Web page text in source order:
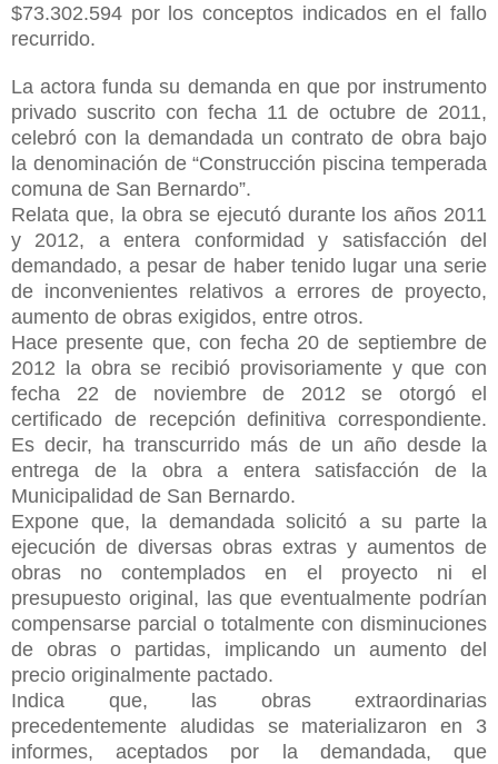
$73.302.594 por los conceptos indicados en el fallo
recurrido.
La actora funda su demanda en que por instrumento
privado suscrito con fecha 11 de octubre de 2011,
celebró con la demandada un contrato de obra bajo
la denominación de “Construcción piscina temperada
comuna de San Bernardo”.
Relata que, la obra se ejecutó durante los años 2011
y 2012, a entera conformidad y satisfacción del
demandado, a pesar de haber tenido lugar una serie
de inconvenientes relativos a errores de proyecto,
aumento de obras exigidos, entre otros.
Hace presente que, con fecha 20 de septiembre de
2012 la obra se recibió provisoriamente y que con
fecha 22 de noviembre de 2012 se otorgó el
certificado de recepción definitiva correspondiente.
Es decir, ha transcurrido más de un año desde la
entrega de la obra a entera satisfacción de la
Municipalidad de San Bernardo.
Expone que, la demandada solicitó a su parte la
ejecución de diversas obras extras y aumentos de
obras no contemplados en el proyecto ni el
presupuesto original, las que eventualmente podrían
compensarse parcial o totalmente con disminuciones
de obras o partidas, implicando un aumento del
precio originalmente pactado.
Indica que, las obras extraordinarias
precedentemente aludidas se materializaron en 3
informes, aceptados por la demandada, que